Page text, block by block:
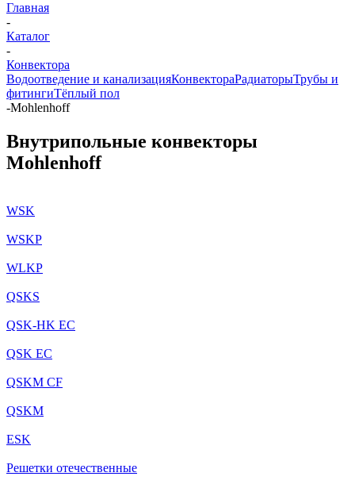
Главная
-
Каталог
-
Конвектора
Водоотведение и канализацияКонвектораРадиаторыТрубы и
фитингиТёплый пол
-Mohlenhoff
Внутрипольные конвекторы
Mohlenhoff
WSK
WSKP
WLKP
QSKS
QSK-HK EC
QSK EC
QSKM CF
QSKM
ESK
Решетки отечественные